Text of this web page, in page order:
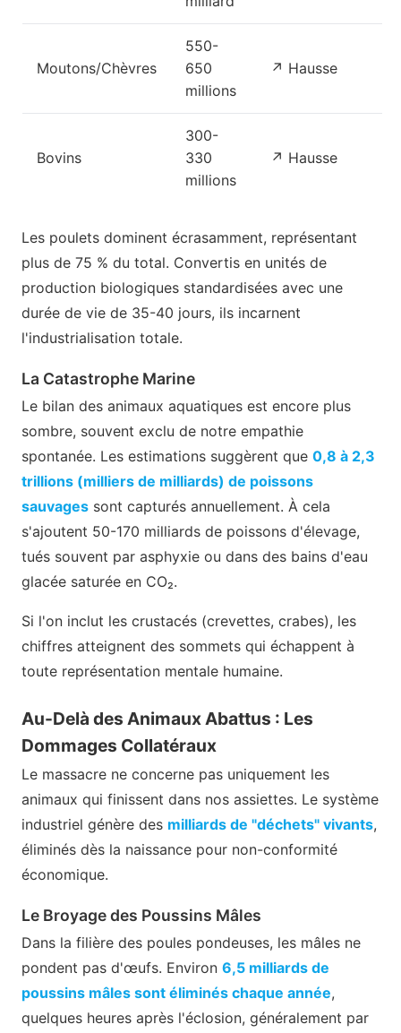
Moutons/Chèvres
550-
650
millions
↗ Hausse
Bovins
300-
330
millions
↗ Hausse
Les poulets dominent écrasamment, représentant
plus de 75 % du total. Convertis en unités de
production biologiques standardisées avec une
durée de vie de 35-40 jours, ils incarnent
l'industrialisation totale.
La Catastrophe Marine
Le bilan des animaux aquatiques est encore plus
sombre, souvent exclu de notre empathie
spontanée. Les estimations suggèrent que 0,8 à 2,3
trillions (milliers de milliards) de poissons
sauvages sont capturés annuellement. À cela
s'ajoutent 50-170 milliards de poissons d'élevage,
tués souvent par asphyxie ou dans des bains d'eau
glacée saturée en CO₂.
Si l'on inclut les crustacés (crevettes, crabes), les
chiffres atteignent des sommets qui échappent à
toute représentation mentale humaine.
Au-Delà des Animaux Abattus : Les
Dommages Collatéraux
Le massacre ne concerne pas uniquement les
animaux qui finissent dans nos assiettes. Le système
industriel génère des milliards de "déchets" vivants,
éliminés dès la naissance pour non-conformité
économique.
Le Broyage des Poussins Mâles
Dans la filière des poules pondeuses, les mâles ne
pondent pas d'œufs. Environ 6,5 milliards de
poussins mâles sont éliminés chaque année,
quelques heures après l'éclosion, généralement par